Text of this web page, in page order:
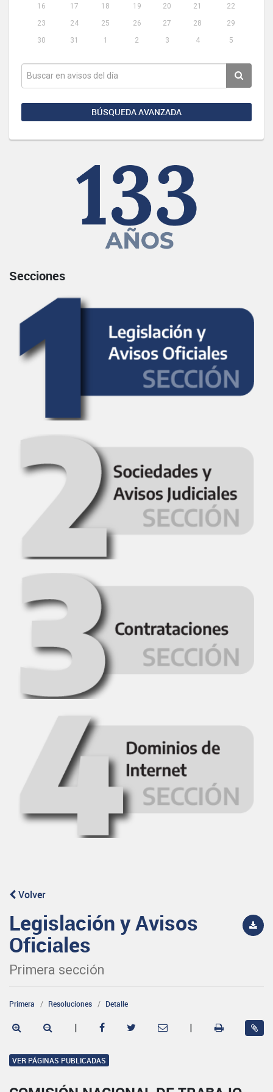
16
17 18 19 20 21
22
23
24 25 26 27 28
29
30
31 1 2 3 4 5
BÚSQUEDA AVANZADA
Secciones
Volver
Legislación y Avisos
Oficiales
Primera sección
Primera Resoluciones Detalle
| |
VER PÁGINAS PUBLICADAS